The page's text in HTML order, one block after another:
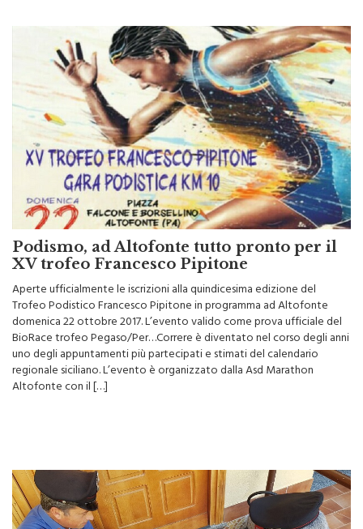
Podismo, ad Altofonte tutto pronto per il
XV trofeo Francesco Pipitone
Aperte ufficialmente le iscrizioni alla quindicesima edizione del
Trofeo Podistico Francesco Pipitone in programma ad Altofonte
domenica 22 ottobre 2017. L’evento valido come prova ufficiale del
BioRace trofeo Pegaso/Per…Correre è diventato nel corso degli anni
uno degli appuntamenti più partecipati e stimati del calendario
regionale siciliano. L’evento è organizzato dalla Asd Marathon